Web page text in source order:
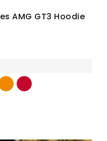
AMG GT3 Hoodie